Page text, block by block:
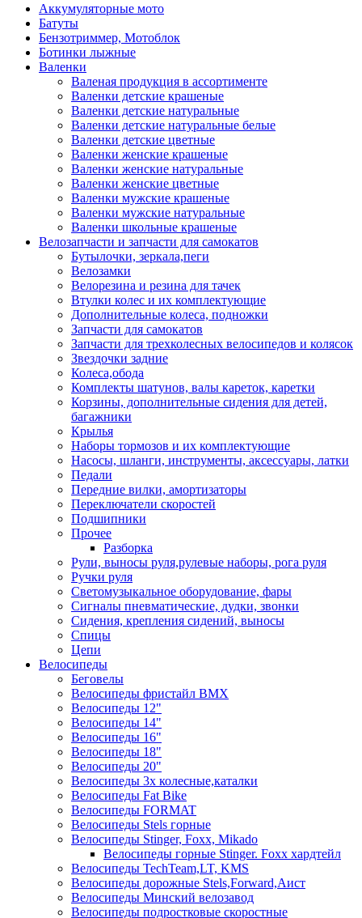
Аккумуляторные мото
Батуты
Бензотриммер, Мотоблок
Ботинки лыжные
Валенки
Валеная продукция в ассортименте
Валенки детские крашеные
Валенки детские натуральные
Валенки детские натуральные белые
Валенки детские цветные
Валенки женские крашеные
Валенки женские натуральные
Валенки женские цветные
Валенки мужские крашеные
Валенки мужские натуральные
Валенки школьные крашеные
Велозапчасти и запчасти для самокатов
Бутылочки, зеркала,пеги
Велозамки
Велорезина и резина для тачек
Втулки колес и их комплектующие
Дополнительные колеса, подножки
Запчасти для самокатов
Запчасти для трехколесных велосипедов и колясок
Звездочки задние
Колеса,обода
Комплекты шатунов, валы кареток, каретки
Корзины, дополнительные сидения для детей,
багажники
Крылья
Наборы тормозов и их комплектующие
Насосы, шланги, инструменты, аксессуары, латки
Педали
Передние вилки, амортизаторы
Переключатели скоростей
Подшипники
Прочее
Разборка
Рули, выносы руля,рулевые наборы, рога руля
Ручки руля
Светомузыкальное оборудование, фары
Сигналы пневматические, дудки, звонки
Сидения, крепления сидений, выносы
Спицы
Цепи
Велосипеды
Беговелы
Велосипеды фристайл ВМХ
Велосипеды 12"
Велосипеды 14"
Велосипеды 16"
Велосипеды 18"
Велосипеды 20"
Велосипеды 3х колесные,каталки
Велосипеды Fat Bike
Велосипеды FORMAT
Велосипеды Stels горные
Велосипеды Stinger, Foxx, Mikado
Велосипеды горные Stinger. Foxx хардтейл
Велосипеды TechTeam,LT, KMS
Велосипеды дорожные Stels,Forward,Аист
Велосипеды Минский велозавод
Велосипеды подростковые скоростные